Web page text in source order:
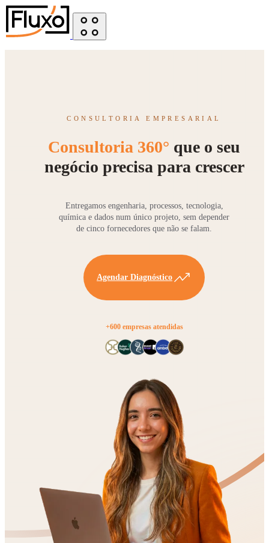
CONSULTORIA EMPRESARIAL
Consultoria 360° que o seu
negócio precisa para crescer
Entregamos engenharia, processos, tecnologia,
química e dados num único projeto, sem depender
de cinco fornecedores que não se falam.
Agendar Diagnóstico
+600 empresas atendidas